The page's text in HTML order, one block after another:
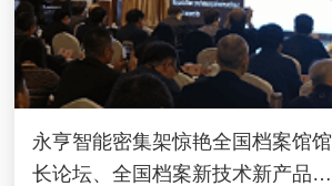
永亨智能密集架惊艳全国档案馆馆
长论坛、全国档案新技术新产品展